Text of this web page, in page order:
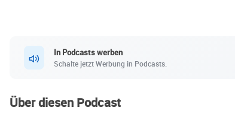
In Podcasts werben
Schalte jetzt Werbung in Podcasts.
Über diesen Podcast